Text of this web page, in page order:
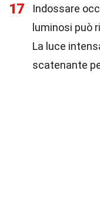
17
Indossare
luminosi può
La luce
scatenante